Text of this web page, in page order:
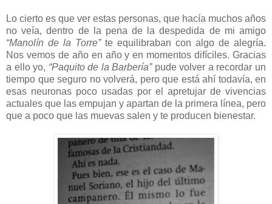
Lo cierto es que ver estas personas, que hacía muchos años
no veía, dentro de la pena de la despedida de mi amigo
“Manolín de la Torre”te equilibraban con algo de alegría.
Nos vemos de año en año y en momentos difíciles. Gracias
a ello yo, “Paquito de la Barbería”pude volver a recordar un
tiempo que seguro no volverá, pero que está ahí todavía, en
esas neuronas poco usadas por el apretujar de vivencias
actuales que las empujan y apartan de la primera línea, pero
que a poco que las muevas salen y te producen bienestar.